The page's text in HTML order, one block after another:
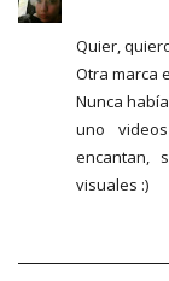
Quier, quiero
Otra marca
Nunca
uno
encantan,
visuales :)